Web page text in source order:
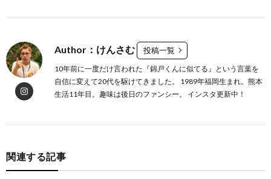
Author：けんさむ 投稿一覧
10年前に一度だけ言われた『錦戸くんに似てる』という言葉を
自信に変えて20代を駆けてきました。 1989年福岡生まれ。熊本
生活11年目。趣味は後日のファンシー。 インスタ更新中！
関連する記事